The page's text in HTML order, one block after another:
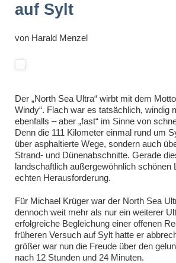
auf Sylt
von Harald Menzel
Der „North Sea Ultra“ wirbt mit dem
Windy“. Flach war es tatsächlich, windig
ebenfalls – aber „fast“ im Sinne von
Denn die 111 Kilometer einmal rund um
über asphaltierte Wege, sondern auch
Strand- und Dünenabschnitte. Gerade
landschaftlich außergewöhnlich schönen
echten Herausforderung.
Für Michael Krüger war der North Sea
dennoch weit mehr als nur ein weiterer
erfolgreiche Begleichung einer offenen
früheren Versuch auf Sylt hatte er
größer war nun die Freude über den
nach 12 Stunden und 24 Minuten.